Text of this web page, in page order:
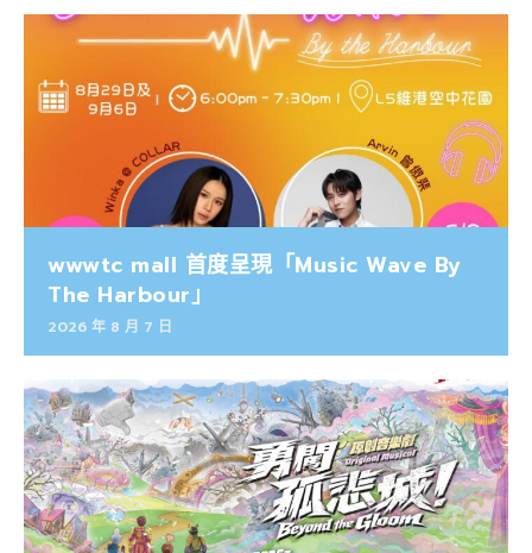
wwwtc mall 首度呈現「Music Wave By
The Harbour」
2026 年 8 月 7 日